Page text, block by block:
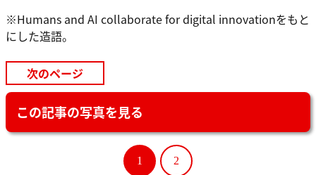
※Humans and AI collaborate for digital innovationをもと
にした造語。
次のページ
この記事の写真を見る
1 2